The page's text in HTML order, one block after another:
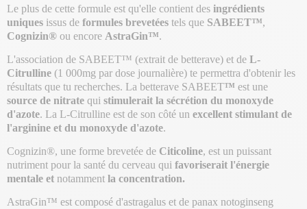
Le plus de cette formule est qu'elle contient des ingrédients
uniques issus de formules brevetées tels que SABEET™,
Cognizin® ou encore AstraGin™.
L'association de SABEET™ (extrait de betterave) et de L-
Citrulline (1 000mg par dose journalière) te permettra d'obtenir les
résultats que tu recherches. La betterave SABEET™ est une
source de nitrate qui stimulerait la sécrétion du monoxyde
d'azote. La L-Citrulline est de son côté un excellent stimulant de
l'arginine et du monoxyde d'azote.
Cognizin®, une forme brevetée de Citicoline, est un puissant
nutriment pour la santé du cerveau qui favoriserait l'énergie
mentale et notamment la concentration.
AstraGin™ est composé d'astragalus et de panax notoginseng